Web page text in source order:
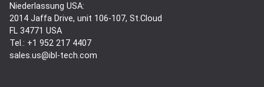
Niederlassung USA:
2014 Jaffa Drive, unit 106-107, St.Cloud
FL 34771 USA
Tel.: +1 952 217 4407
sales.us@ibl-tech.com